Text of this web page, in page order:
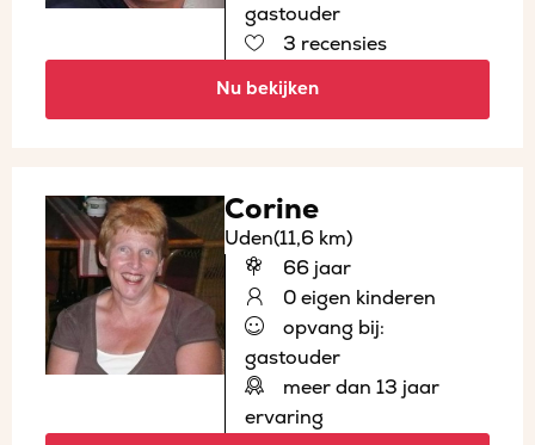
gastouder
3 recensies
Nu bekijken
Corine
Uden(11,6 km)
66 jaar
0 eigen kinderen
opvang bij:
gastouder
meer dan 13 jaar
ervaring